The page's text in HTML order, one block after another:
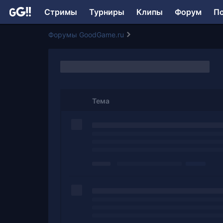
Стримы Турниры Клипы Форум
Форумы GoodGame.ru
Тема